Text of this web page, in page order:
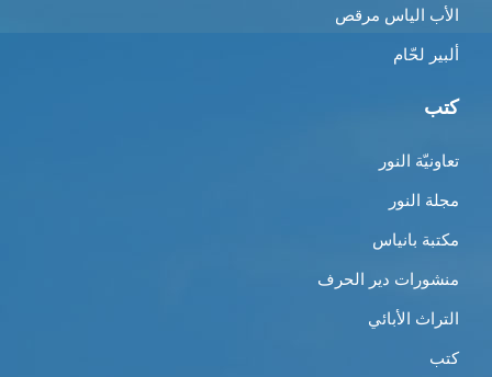
الأب الياس مرقص
ألبير لحّام
كتب
تعاونيّة النور
مجلة النور
مكتبة بانياس
منشورات دير الحرف
التراث الأبائي
كتب